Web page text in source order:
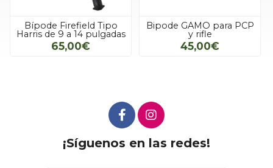
Bípode Firefield Tipo
Harris de 9 a 14 pulgadas
65,00€
Bipode GAMO para PCP
y rifle
45,00€
¡Síguenos en las redes!